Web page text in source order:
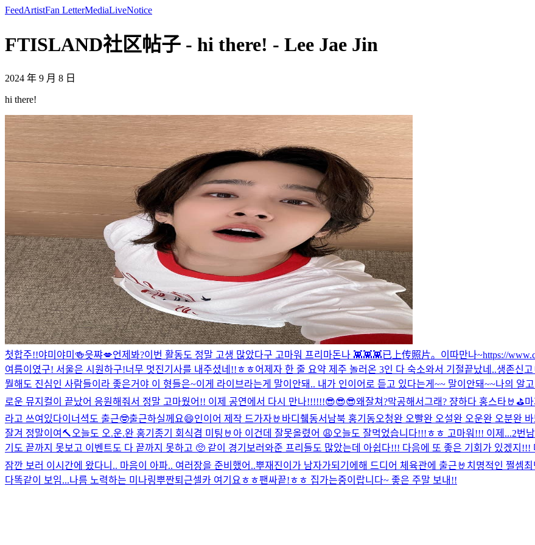
FeedArtistFan LetterMediaLiveNotice
FTISLAND社区帖子 - hi there! - Lee Jae Jin
2024 年 9 月 8 日
hi there!
첫합주!!야미야미🍻읏쨔💋언제봐?이번 활동도 정말 고생 많았다구 고마워 프리마돈나 👾👾👾已上传照片。 이따만나~https://
여름이였구! 서울은 시원하구!너무 멋진기사를 내주셨네!!ㅎㅎ어제자 한 줄 요약 제주 놀러온 3인 다 숙소와서 기절끝났네..생존신고
뭘해도 진심인 사람들이라 좋은거야 이 형들은~이게 라이브라는게 말이안돼.. 내가 인이어로 듣고 있다는게~~ 말이안돼~~나의 알
로운 뮤지컬이 끝났어 응원해줘서 정말 고마웠어!! 이제 공연에서 다시 만나!!!!!!😎😎😎왜잘쳐?막공해서그래? 쟝하다 홍스타🤘⛳️
라고 쓰여있다이너셕도 출근🤓출근하실께요😄인이어 제작 드가자🤘 바디췤동서남북 홍기동오청완 오빨완 오설완 오운완 오분완
잘겨 정말이여 🔨오늘도 오.운.완 홍기종기 회식겸 미팅🤘 아 이건데 잘못올렸어 😩오늘도 잘먹었습니다!!!ㅎㅎ 고마워!!! 이제...2번
기도 끝까지 못보고 이벤트도 다 끝까지 못하고 🥺 같이 경기보러와준 프리들도 많았는데 아쉽다!!! 다음에 또 좋은 기회가 있겠지!!!
잠깐 보러 이시간에 왔다니.. 마음이 아파.. 여러장을 준비했어..뿌재진이가 남자가되기에해 드디어 체육관에 출근🤘 치명적인 쩔셈
다똑같이 보임...나름 노력하는 미나링뿌짠퇴근셀카 여기요ㅎㅎ팬싸끝!ㅎㅎ 집가는중이랍니다~ 좋은 주말 보내!!